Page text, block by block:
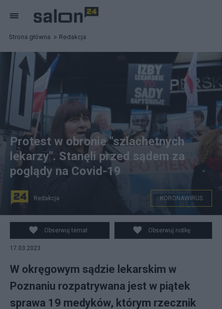
Strona główna Redakcja
Prezes Ogólnopolskiego Stowarzyszenia Wiedzy o
Szczepieniach STOP-NOP Justyna Socha, fot.
PAP/Jakub Kaczmarczyk
Protest w obronie "szlachetnych
lekarzy". Stanęli przed sądem za
poglądy na Covid-19
Redakcja KORONAWIRUS
Obserwuj temat Obserwuj notkę
17.03.2023
W okręgowym sądzie lekarskim w
Poznaniu rozpatrywana jest w piątek
sprawa 19 medyków, którym rzecznik